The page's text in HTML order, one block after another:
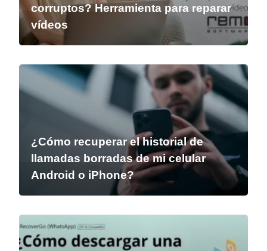
corruptos? Herramienta para reparar
vídeos
¿Cómo recuperar el historial de
llamadas borradas de mi celular
Android o iPhone?